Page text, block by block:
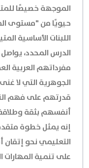
الموجهة خصيصًا
حيويًا من "مستوى
اللبنات الأساسية
الدرس المحدد،
مفرداتهم العربية
الجوهرية التي لا
قدرتهم على فهم
أنفسهم بثقة
إنه يمثل خطوة
التعليمي نحو إتقان
على تنمية المهارات